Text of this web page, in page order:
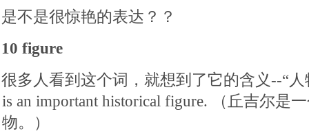
是不是很惊艳的表达？？
10 figure
很多人看到这个词，就想到了它的含义--“
is an important historical figure. （丘吉尔是
物。）